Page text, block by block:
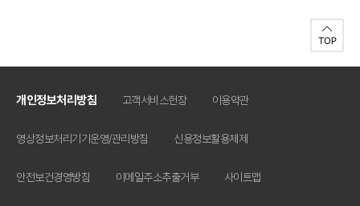
2124-3052 / 과장 전성훈), 용역내용에 관한 문의사항은 상생협력
스불편/부정비리신고 위와 같이 공고합니다. 2023년 1월 25일 중소
바랍니다. 다. 입찰참가자는 제안요청서, 용역계약일반조건 등 모든
사항을 숙지하고 입찰에 참가하여야 합니다. 이를 숙지하지 못한 모
든 책임은 입찰자에게 있습니다. 라. 제출된 자료의 기재내용이 허위
상실됩니다. 마. 본 입찰에 참가하는 자는 청렴계약 이행을 위해 첨부
찰에 참가하여야 합니다. 바. 기타 세부사항은 제안요청서 내용을 참
2124-3052 / 과장 전성훈), 용역내용에 관한 문의사항은 상생협력
기업을 위한 다각적인 지원노력을 약속했다. 붙 임 : 행사사진 1부. 끝.
개인정보처리방침 고객서비스헌장 이용약관
영상정보처리기기운영/관리방침 신용정보활용체제
안전보건경영방침 이메일주소추출거부 사이트맵